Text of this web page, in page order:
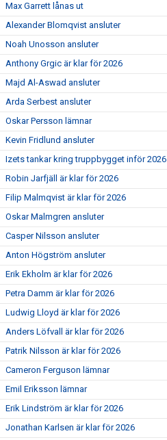
Max Garrett lånas ut
Alexander Blomqvist ansluter
Noah Unosson ansluter
Anthony Grgic är klar för 2026
Majd Al-Aswad ansluter
Arda Serbest ansluter
Oskar Persson lämnar
Kevin Fridlund ansluter
Izets tankar kring truppbygget inför 2026
Robin Jarfjäll är klar för 2026
Filip Malmqvist är klar för 2026
Oskar Malmgren ansluter
Casper Nilsson ansluter
Anton Högström ansluter
Erik Ekholm är klar för 2026
Petra Damm är klar för 2026
Ludwig Lloyd är klar för 2026
Anders Löfvall är klar för 2026
Patrik Nilsson är klar för 2026
Cameron Ferguson lämnar
Emil Eriksson lämnar
Erik Lindström är klar för 2026
Jonathan Karlsen är klar för 2026